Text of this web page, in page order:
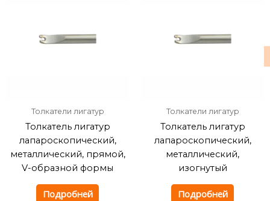
Толкатели лигатур
Толкатель лигатур
лапароскопический,
металлический, прямой,
V-образной формы
Подробней
Толкатели лигатур
Толкатель лигатур
лапароскопический,
металлический,
изогнутый
Подробней